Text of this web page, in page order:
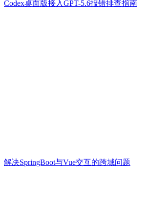
Codex桌面版接入GPT-5.6报错排查指南
解决SpringBoot与Vue交互的跨域问题